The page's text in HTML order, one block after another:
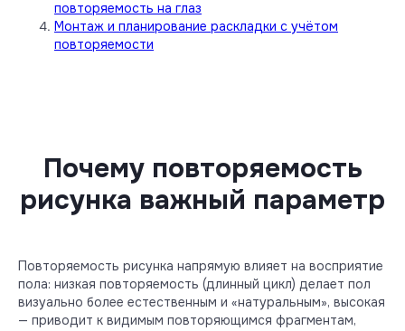
повторяемость на глаз
Монтаж и планирование раскладки с учётом
повторяемости
Почему повторяемость
рисунка важный параметр
Повторяемость рисунка напрямую влияет на восприятие
пола: низкая повторяемость (длинный цикл) делает пол
визуально более естественным и «натуральным», высокая
— приводит к видимым повторяющимся фрагментам,